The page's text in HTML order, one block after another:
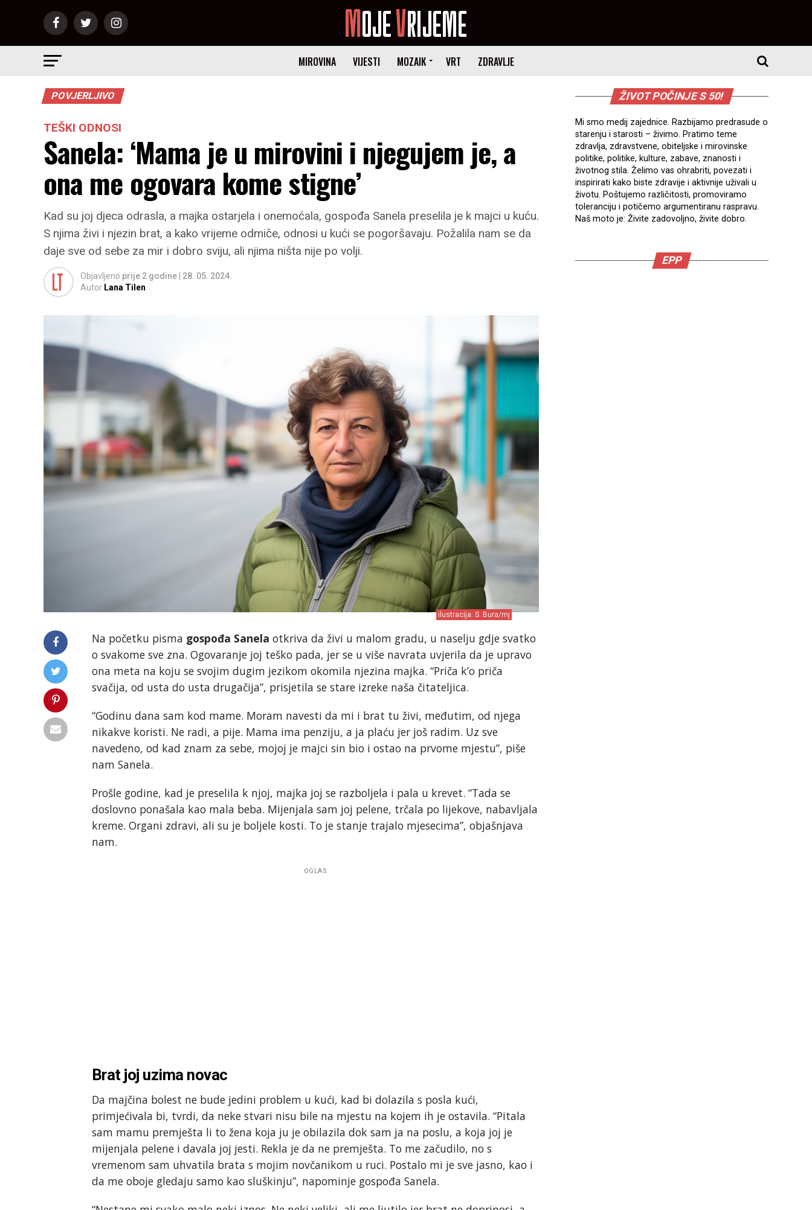
MIROVINA VIJESTI MOZAIK VRT ZDRAVLJE
POVJERLJIVO
TEŠKI ODNOSI
Sanela: ‘Mama je u mirovini i njegujem je, a
ona me ogovara kome stigne’
Kad su joj djeca odrasla, a majka ostarjela i onemoćala, gospođa Sanela preselila je k majci u kuću.
S njima živi i njezin brat, a kako vrijeme odmiče, odnosi u kući se pogoršavaju. Požalila nam se da
daje sve od sebe za mir i dobro sviju, ali njima ništa nije po volji.
Objavljeno prije 2 godine
28. 05. 2024.
Autor Lana Tilen
ilustracija: S. Bura/mj
Na početku pisma gospođa Sanela otkriva da živi u malom gradu, u naselju gdje svatko
o svakome sve zna. Ogovaranje joj teško pada, jer se u više navrata uvjerila da je upravo
ona meta na koju se svojim dugim jezikom okomila njezina majka. “Priča k’o priča
svačija, od usta do usta drugačija”, prisjetila se stare izreke naša čitateljica.
“Godinu dana sam kod mame. Moram navesti da mi i brat tu živi, međutim, od njega
nikakve koristi. Ne radi, a pije. Mama ima penziju, a ja plaću jer još radim. Uz sve
navedeno, od kad znam za sebe, mojoj je majci sin bio i ostao na prvome mjestu”, piše
nam Sanela.
Prošle godine, kad je preselila k njoj, majka joj se razboljela i pala u krevet. “Tada se
doslovno ponašala kao mala beba. Mijenjala sam joj pelene, trčala po lijekove, nabavljala
kreme. Organi zdravi, ali su je boljele kosti. To je stanje trajalo mjesecima”, objašnjava
nam.
OGLAS
Brat joj uzima novac
Da majčina bolest ne bude jedini problem u kući, kad bi dolazila s posla kući,
primjećivala bi, tvrdi, da neke stvari nisu bile na mjestu na kojem ih je ostavila. “Pitala
sam mamu premješta li to žena koja ju je obilazila dok sam ja na poslu, a koja joj je
mijenjala pelene i davala joj jesti. Rekla je da ne premješta. To me začudilo, no s
vremenom sam uhvatila brata s mojim novčanikom u ruci. Postalo mi je sve jasno, kao i
da me oboje gledaju samo kao sluškinju”, napominje gospođa Sanela.
ŽIVOT POČINJE S 50!
Mi smo medij zajednice. Razbijamo predrasude o
starenju i starosti – živimo. Pratimo teme
zdravlja, zdravstvene, obiteljske i mirovinske
politike, politike, kulture, zabave, znanosti i
životnog stila. Želimo vas ohrabriti, povezati i
inspirirati kako biste zdravije i aktivnije uživali u
životu. Poštujemo različitosti, promoviramo
toleranciju i potičemo argumentiranu raspravu.
Naš moto je: Živite zadovoljno, živite dobro.
EPP